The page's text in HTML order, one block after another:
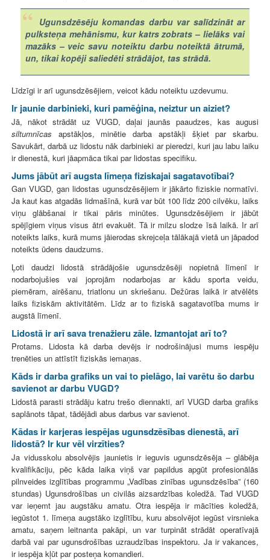
Ugunsdzēsēju komandas darbu var salīdzināt ar
pulksteņa mehānismu, kur katrs zobrats – lielāks vai
mazāks – veic savu noteiktu darbu noteiktā ātrumā,
un, tikai kopēji saliedēti strādājot, tas strādā.
Līdzīgi ir arī ugunsdzēsējiem, veicot kādu noteiktu uzdevumu.
Ir jaunie darbinieki, kuri pamēģina, neiztur un aiziet?
Jā, nākot strādāt uz VUGD, daļai jaunās paaudzes, kas augusi
siltumnīcas apstākļos, minētie darba apstākļi šķiet par skarbu.
Savukārt, darbā uz lidostu nāk darbinieki ar pieredzi, kuri jau labu laiku
ir dienestā, kuri jāapmāca tikai par lidostas specifiku.
Jums jābūt arī augsta līmeņa fiziskajai sagatavotībai?
Gan VUGD, gan lidostas ugunsdzēsējiem ir jākārto fiziskie normatīvi.
Ja kaut kas atgadās lidmašīnā, kurā var būt 100 līdz 200 cilvēku, laiks
viņu glābšanai ir tikai pāris minūtes. Ugunsdzēsējiem ir jābūt
spējīgiem viņus visus ātri evakuēt. Tā ir milzu slodze īsā laikā. Ir arī
noteikts laiks, kurā mums jāierodas skrejceļa tālākajā vietā un jāpadod
noteikts ūdens daudzums.
Ļoti daudzi lidostā strādājošie ugunsdzēsēji nopietnā līmenī ir
nodarbojušies vai joprojām nodarbojas ar kādu sporta veidu,
piemēram, airēšanu, triatlonu un skriešanu. Dežūras laikā ir atvēlēts
laiks fiziskām aktivitātēm. Līdz ar to fiziskā sagatavotība mums ir
augstā līmenī.
Lidostā ir arī sava trenažieru zāle. Izmantojat arī to?
Protams. Lidosta kā darba devējs ir nodrošinājusi mums iespēju
trenēties un attīstīt fiziskās iemaņas.
Kāds ir darba grafiks un vai to pielāgo, lai varētu šo darbu
savienot ar darbu VUGD?
Lidostā parasti strādāju katru trešo diennakti, arī VUGD darba grafiks
saplānots tāpat, tādējādi abus darbus var savienot.
Kādas ir karjeras iespējas ugunsdzēsības dienestā, arī
lidostā? Ir kur vēl virzīties?
Ja vidusskolu absolvējis jaunietis ir ieguvis ugunsdzēsēja – glābēja
kvalifikāciju, pēc kāda laika viņš var papildus apgūt profesionālās
pilnveides izglītības programmu „Vadības zinības ugunsdzēsība” (160
stundas) Ugunsdrošības un civilās aizsardzības koledžā. Tad VUGD
var ieņemt jau augstāku amatu. Otra iespēja ir mācīties koledžā,
iegūstot 1. līmeņa augstāko izglītību, kuru absolvējot iegūst virsnieka
amatu, saņem leitnanta pakāpi, un var turpināt strādāt operatīvajā
darbā vai par ugunsdrošības uzraudzības inspektoru. Ja ir vakances,
ir iespēja kļūt par posteņa komandieri.